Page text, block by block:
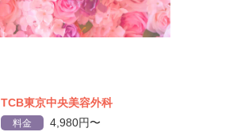
TCB東京中央美容外科
料金 4,980円〜